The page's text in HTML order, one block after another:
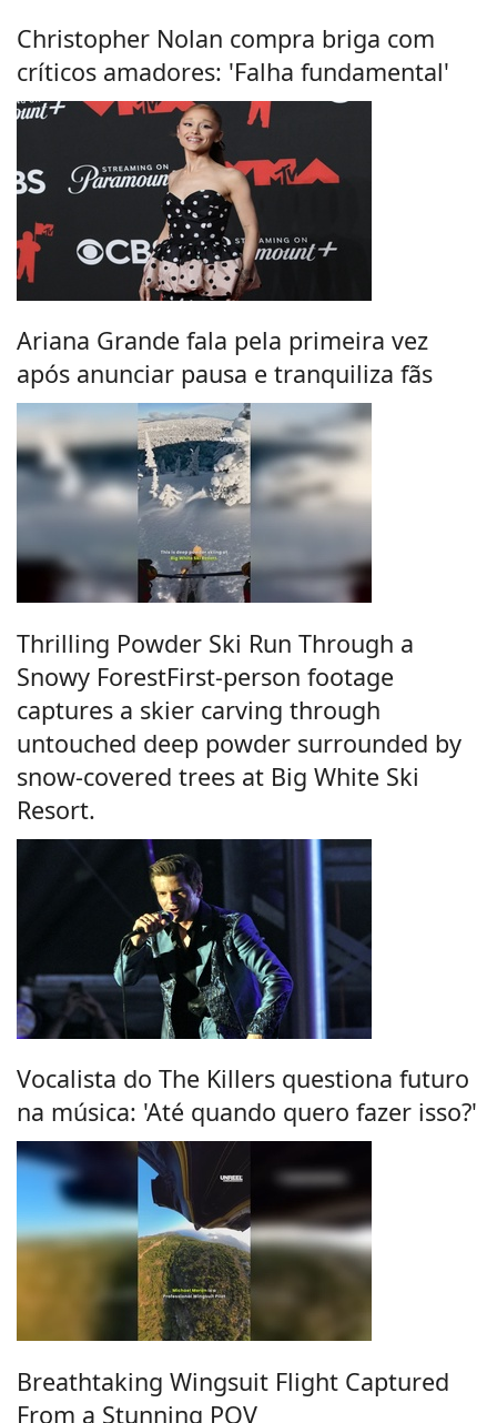
Christopher Nolan compra briga com
críticos amadores: 'Falha fundamental'
Ariana Grande fala pela primeira vez
após anunciar pausa e tranquiliza fãs
Thrilling Powder Ski Run Through a
Snowy ForestFirst-person footage
captures a skier carving through
untouched deep powder surrounded by
snow-covered trees at Big White Ski
Resort.
Vocalista do The Killers questiona futuro
na música: 'Até quando quero fazer isso?'
Breathtaking Wingsuit Flight Captured
From a Stunning POV